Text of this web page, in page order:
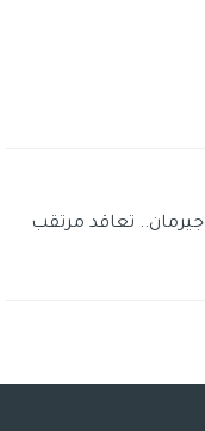
جيرمان.. تعاقد مرتقب